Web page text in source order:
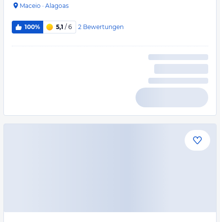
Maceio · Alagoas
100% 5,1 / 6 2 Bewertungen